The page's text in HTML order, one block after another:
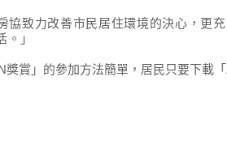
協致力改善市民居住環境的決心，更
。 」
賞」的參加方法簡單，居民只要下載